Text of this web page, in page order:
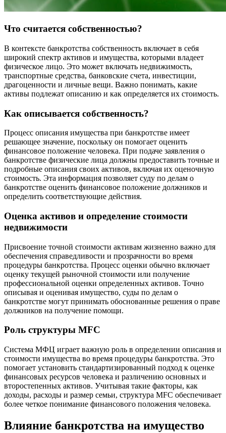
Что считается собственностью?
В контексте банкротства собственность включает в себя
широкий спектр активов и имущества, которыми владеет
физическое лицо. Это может включать недвижимость,
транспортные средства, банковские счета, инвестиции,
драгоценности и личные вещи. Важно понимать, какие
активы подлежат описанию и как определяется их стоимость.
Как описывается собственность?
Процесс описания имущества при банкротстве имеет
решающее значение, поскольку он помогает оценить
финансовое положение человека. При подаче заявления о
банкротстве физические лица должны предоставить точные и
подробные описания своих активов, включая их оценочную
стоимость. Эта информация позволяет суду по делам о
банкротстве оценить финансовое положение должников и
определить соответствующие действия.
Оценка активов и определение стоимости
недвижимости
Присвоение точной стоимости активам жизненно важно для
обеспечения справедливости и прозрачности во время
процедуры банкротства. Процесс оценки обычно включает
оценку текущей рыночной стоимости или получение
профессиональной оценки определенных активов. Точно
описывая и оценивая имущество, суды по делам о
банкротстве могут принимать обоснованные решения о праве
должников на получение помощи.
Роль структуры MFC
Система МФЦ играет важную роль в определении описания и
стоимости имущества во время процедуры банкротства. Это
помогает установить стандартизированный подход к оценке
финансовых ресурсов человека и различению основных и
второстепенных активов. Учитывая такие факторы, как
доходы, расходы и размер семьи, структура MFC обеспечивает
более четкое понимание финансового положения человека.
Влияние банкротства на имущество